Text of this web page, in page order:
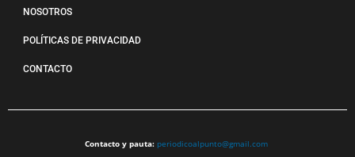
NOSOTROS
POLÍTICAS DE PRIVACIDAD
CONTACTO
Contacto y pauta: periodicoalpunto@gmail.com